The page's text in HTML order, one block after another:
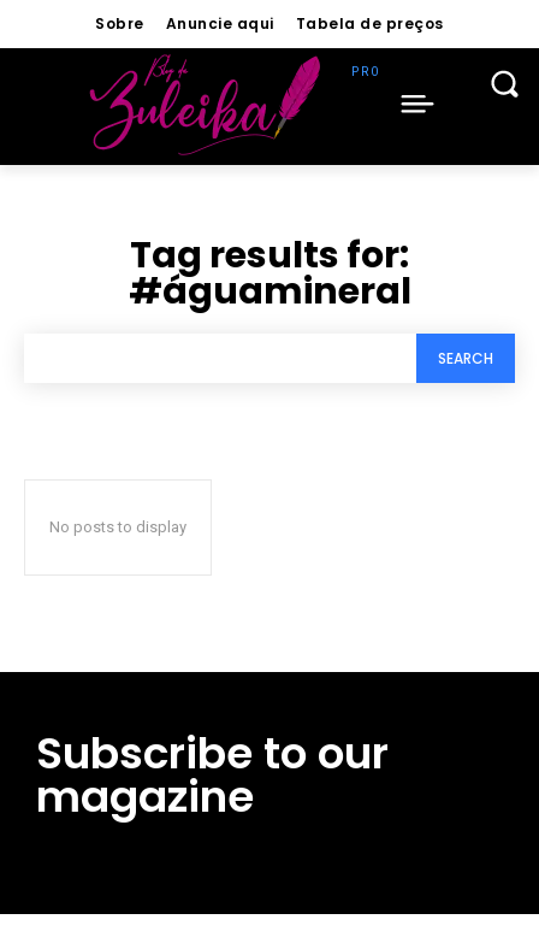
Sobre Anuncie aqui Tabela de preços
Tag results for:
#águamineral
SEARCH
No posts to display
Subscribe to our
magazine